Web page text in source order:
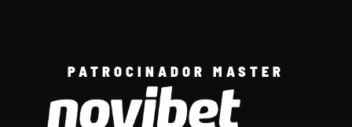
PATROCINADOR MASTER